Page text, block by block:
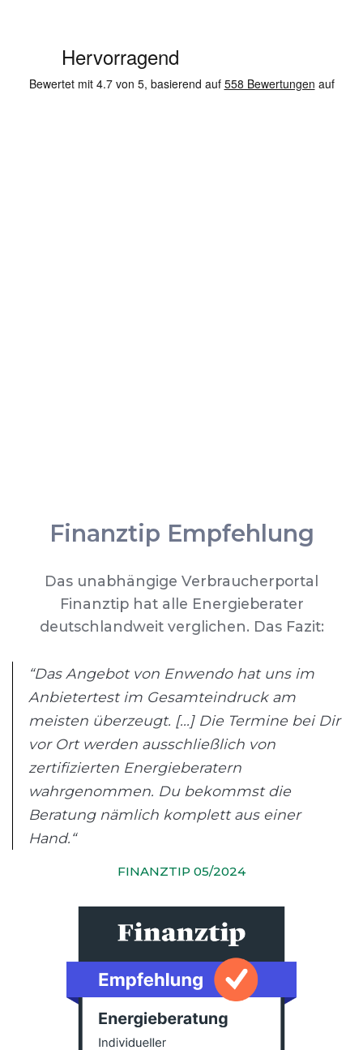
Finanztip Empfehlung
Das unabhängige Verbraucherportal
Finanztip hat alle Energieberater
deutschlandweit verglichen. Das Fazit:
“Das Angebot von Enwendo hat uns im
Anbietertest im Gesamteindruck am
meisten überzeugt. [...] Die Termine bei Dir
vor Ort werden ausschließlich von
zertifizierten Energieberatern
wahrgenommen. Du bekommst die
Beratung nämlich komplett aus einer
Hand.“
FINANZTIP 05/2024